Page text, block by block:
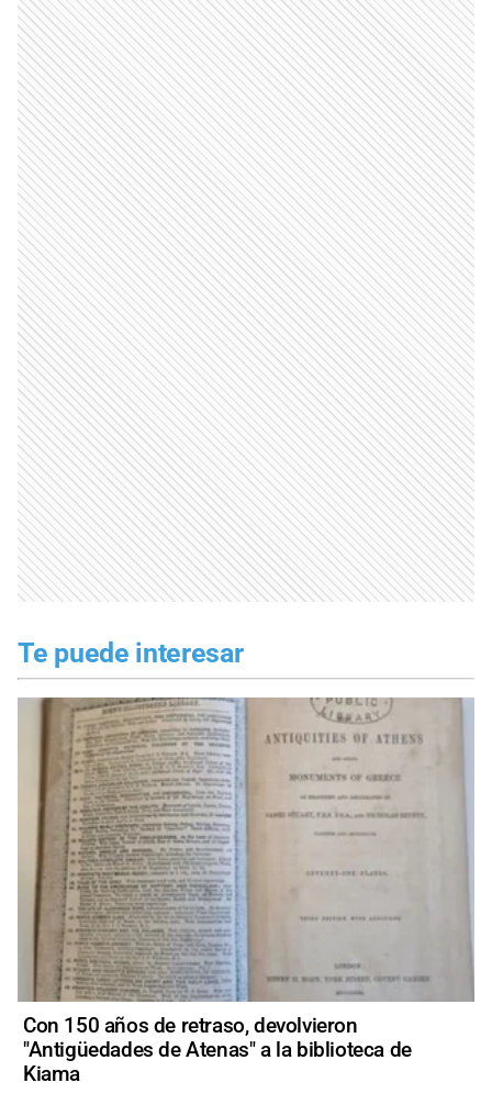
Te puede interesar
Con 150 años de retraso, devolvieron
"Antigüedades de Atenas" a la biblioteca de
Kiama